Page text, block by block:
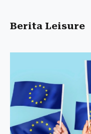
Berita Leisure